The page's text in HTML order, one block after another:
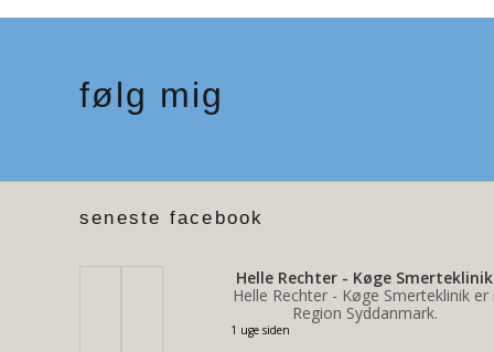
følg mig
seneste facebook
Helle Rechter - Køge Smerteklinik
Helle Rechter - Køge Smerteklinik er
Region Syddanmark.
1 uge siden